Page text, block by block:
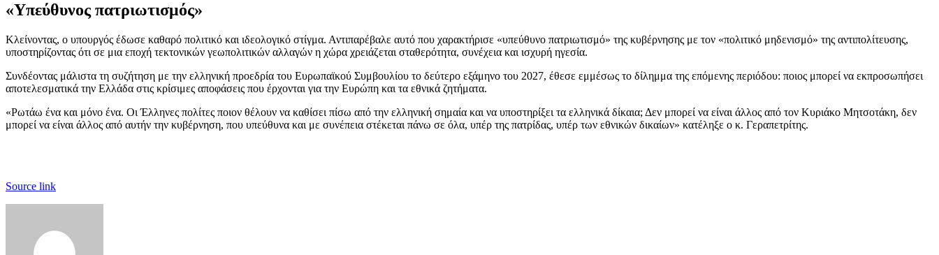
«Υπεύθυνος πατριωτισμός»
Κλείνοντας, ο υπουργός έδωσε καθαρό πολιτικό και ιδεολογικό στίγμα. Αντιπαρέβαλε αυτό που χαρακτήρισε «υπεύθυνο πατριωτισμό» της κυβέρνησης με τον «πολιτικό μηδενισμό» της αντιπολίτευσης,
υποστηρίζοντας ότι σε μια εποχή τεκτονικών γεωπολιτικών αλλαγών η χώρα χρειάζεται σταθερότητα, συνέχεια και ισχυρή ηγεσία.
Συνδέοντας μάλιστα τη συζήτηση με την ελληνική προεδρία του Ευρωπαϊκού Συμβουλίου το δεύτερο εξάμηνο του 2027, έθεσε εμμέσως το δίλημμα της επόμενης περιόδου: ποιος μπορεί να εκπροσωπήσει
αποτελεσματικά την Ελλάδα στις κρίσιμες αποφάσεις που έρχονται για την Ευρώπη και τα εθνικά ζητήματα.
«Ρωτάω ένα και μόνο ένα. Οι Έλληνες πολίτες ποιον θέλουν να καθίσει πίσω από την ελληνική σημαία και να υποστηρίξει τα ελληνικά δίκαια; Δεν μπορεί να είναι άλλος από τον Κυριάκο Μητσοτάκη, δεν
μπορεί να είναι άλλος από αυτήν την κυβέρνηση, που υπεύθυνα και με συνέπεια στέκεται πάνω σε όλα, υπέρ της πατρίδας, υπέρ των εθνικών δικαίων» κατέληξε ο κ. Γεραπετρίτης.
Source link